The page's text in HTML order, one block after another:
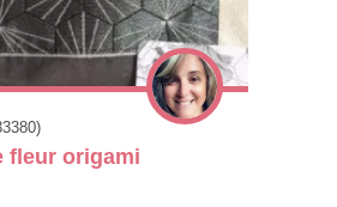
fleur origami